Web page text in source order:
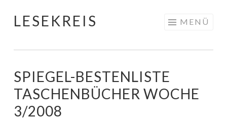
Springe
LESEKREIS MENÜ
SPIEGEL-BESTENLISTE
TASCHENBÜCHER WOCHE
3/2008